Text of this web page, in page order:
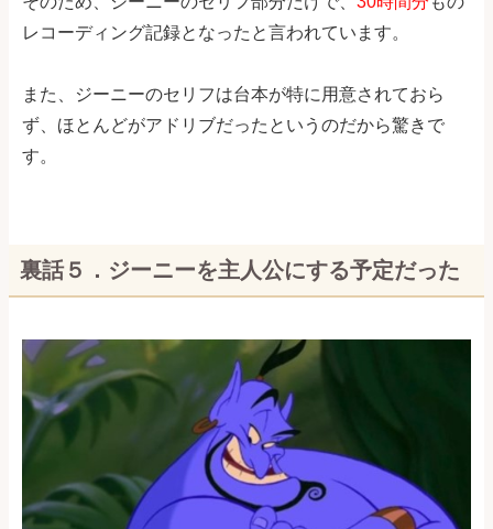
レコーディング記録となったと言われています。
また、ジーニーのセリフは台本が特に用意されておら
ず、ほとんどがアドリブだったというのだから驚きで
す。
裏話５．ジーニーを主人公にする予定だった